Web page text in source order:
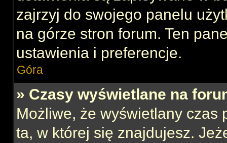
zajrzyj do swojego panelu
na górze stron forum. Ten
ustawienia i preferencje.
Góra
» Czasy wyświetlane na
Możliwe, że wyświetlany czas
ta, w której się znajdujesz.